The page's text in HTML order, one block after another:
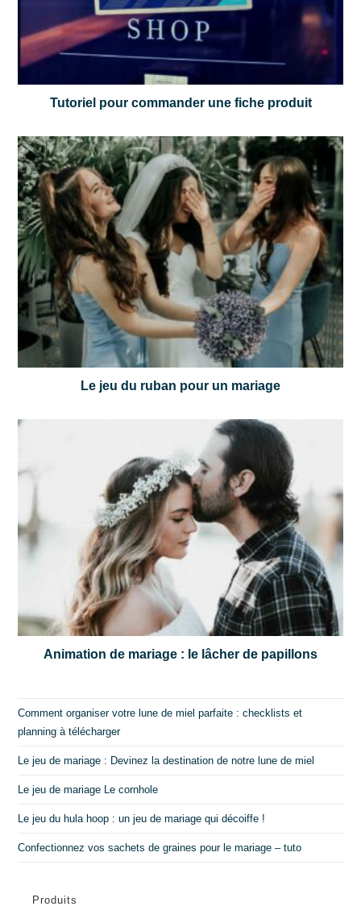
Tutoriel pour commander une fiche produit
Le jeu du ruban pour un mariage
Animation de mariage : le lâcher de papillons
Comment organiser votre lune de miel parfaite : checklists et
planning à télécharger
Le jeu de mariage : Devinez la destination de notre lune de miel
Le jeu de mariage Le cornhole
Le jeu du hula hoop : un jeu de mariage qui décoiffe !
Confectionnez vos sachets de graines pour le mariage – tuto
Produits